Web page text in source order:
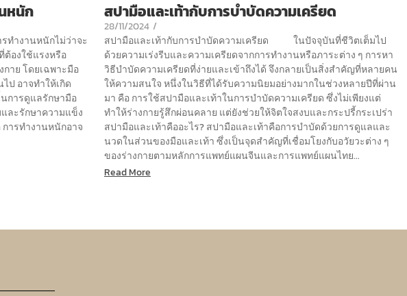
หนัก
ำงานหนักไม่ว่าจะ
ต้องใช้แรงหรือ
าย โดยเฉพาะมือ
ป อาจทำให้เกิด
การดูแลรักษามือ
ละรักษาความแข็ง
การทำงานหนักอาจ
สปามือและเท้ากับการบำบัดความเครียด
28/11/2024 /
สปามือและเท้ากับการบำบัดความเครียด ในปัจจุบันที่ชีวิตเต็มไป
ด้วยความเร่งรีบและความเครียดจากการทำงานหรือภาระต่าง ๆ การหา
วิธีบำบัดความเครียดที่ง่ายและเข้าถึงได้ จึงกลายเป็นสิ่งสำคัญที่หลายคน
ให้ความสนใจ หนึ่งในวิธีที่ได้รับความนิยมอย่างมากในช่วงหลายปีที่ผ่าน
มา คือ การใช้สปามือและเท้าในการบำบัดความเครียด ซึ่งไม่เพียงแต่
ทำให้ร่างกายรู้สึกผ่อนคลาย แต่ยังช่วยให้จิตใจสงบและกระปรี้กระเปร่า
สปามือและเท้าคืออะไร? สปามือและเท้าคือการบำบัดด้วยการดูแลและ
นวดในส่วนของมือและเท้า ซึ่งเป็นจุดสำคัญที่เชื่อมโยงกับอวัยวะต่าง ๆ
ของร่างกายตามหลักการแพทย์แผนจีนและการแพทย์แผนไทย...
Read More